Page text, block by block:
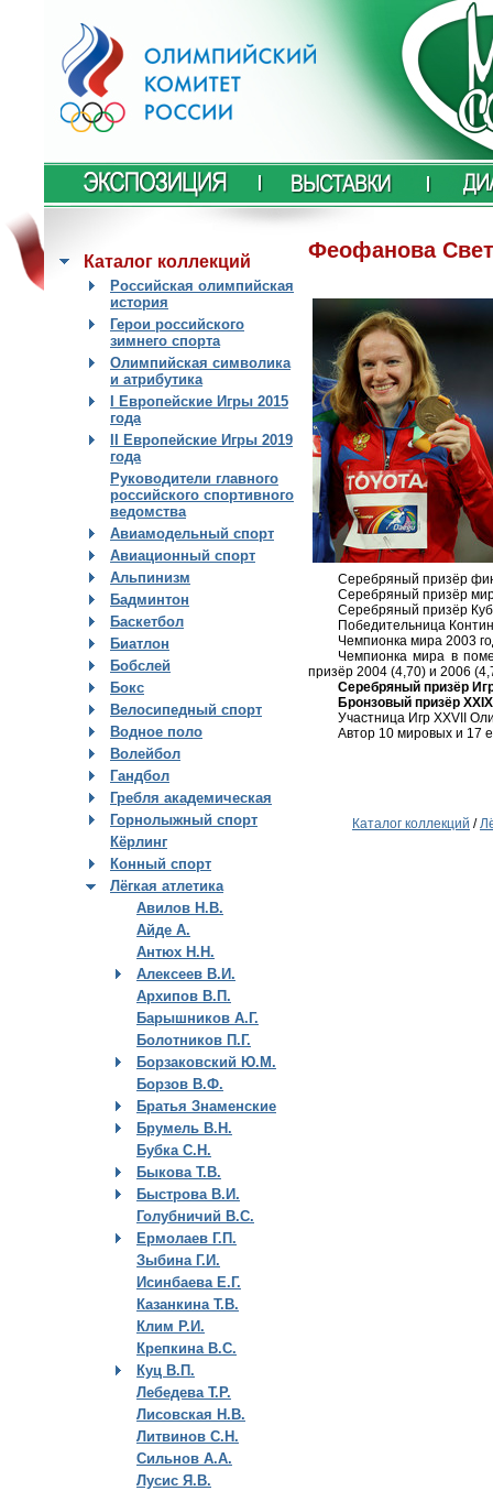
Каталог коллекций
Российская олимпийская
история
Герои российского
зимнего спорта
Олимпийская символика
и атрибутика
I Европейские Игры 2015
года
II Европейские Игры 2019
года
Руководители главного
российского спортивного
ведомства
Авиамодельный спорт
Авиационный спорт
Альпинизм
Бадминтон
Баскетбол
Биатлон
Бобслей
Бокс
Велосипедный спорт
Водное поло
Волейбол
Гандбол
Гребля академическая
Горнолыжный спорт
Кёрлинг
Конный спорт
Лёгкая атлетика
Авилов Н.В.
Айде А.
Антюх Н.Н.
Алексеев В.И.
Архипов В.П.
Барышников А.Г.
Болотников П.Г.
Борзаковский Ю.М.
Борзов В.Ф.
Братья Знаменские
Брумель В.Н.
Бубка С.Н.
Быкова Т.В.
Быстрова В.И.
Голубничий В.С.
Ермолаев Г.П.
Зыбина Г.И.
Исинбаева Е.Г.
Казанкина Т.В.
Клим Р.И.
Крепкина В.С.
Куц В.П.
Лебедева Т.Р.
Лисовская Н.В.
Литвинов С.Н.
Сильнов А.А.
Лусис Я.В.
Феофанова
Серебряный призёр
Серебряный призёр
Серебряный призёр
Победительница
Чемпионка мира 2003
Чемпионка мира в
призёр 2004 (4,70) и 2006
Серебряный призёр
Бронзовый призёр
Участница Игр XXVII
Автор 10 мировых и 17
Каталог коллекций /